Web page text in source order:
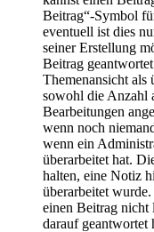
Beitrag“-Symbol
eventuell ist dies
seiner Erstellung
Beitrag
Themenansicht als
sowohl die Anzahl
Bearbeitungen
wenn noch
wenn ein
überarbeitet hat.
halten, eine Notiz
überarbeitet
einen Beitrag nicht
darauf geantwortet